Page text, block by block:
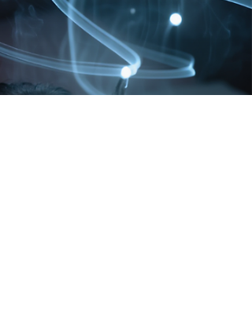
com totalidade, mas sem se aprisionar
consequências. Em meio a um campo de
batalha, entre o dever e o colapso
emocional, nasce um dos ensinamentos
mais profundos da filosofia indiana. A